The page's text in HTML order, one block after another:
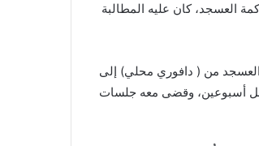
العسجد، كان عليه المطالبة
العسجد من ( دافوري محلي) إلى
أسبوعين، وقضى معه جلسات